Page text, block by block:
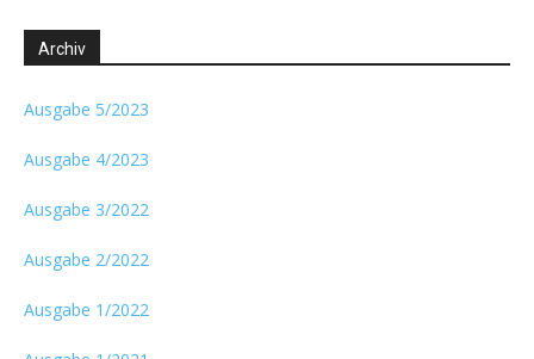
Archiv
Ausgabe 5/2023
Ausgabe 4/2023
Ausgabe 3/2022
Ausgabe 2/2022
Ausgabe 1/2022